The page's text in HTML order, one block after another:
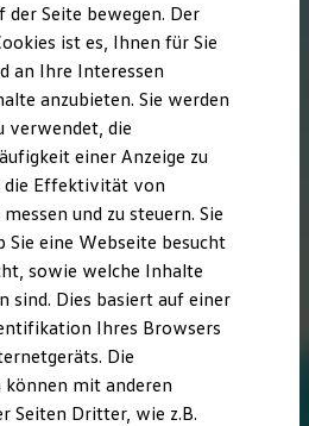
und Sicherheitssysteme
und Ölverdünnung
und Lifestyle Produkte
Strom
für Privatkunden
für Gewerbekunden
Ladekabel
der Seite bewegen. Der
ist es, Ihnen für Sie
an Ihre Interessen
anzubieten. Sie werden
verwendet, die
einer Anzeige zu
die Effektivität von
und zu steuern. Sie
Sie eine Webseite besucht
sowie welche Inhalte
sind. Dies basiert auf einer
Ihres Browsers
Die
mit anderen
Seiten Dritter, wie z.B.